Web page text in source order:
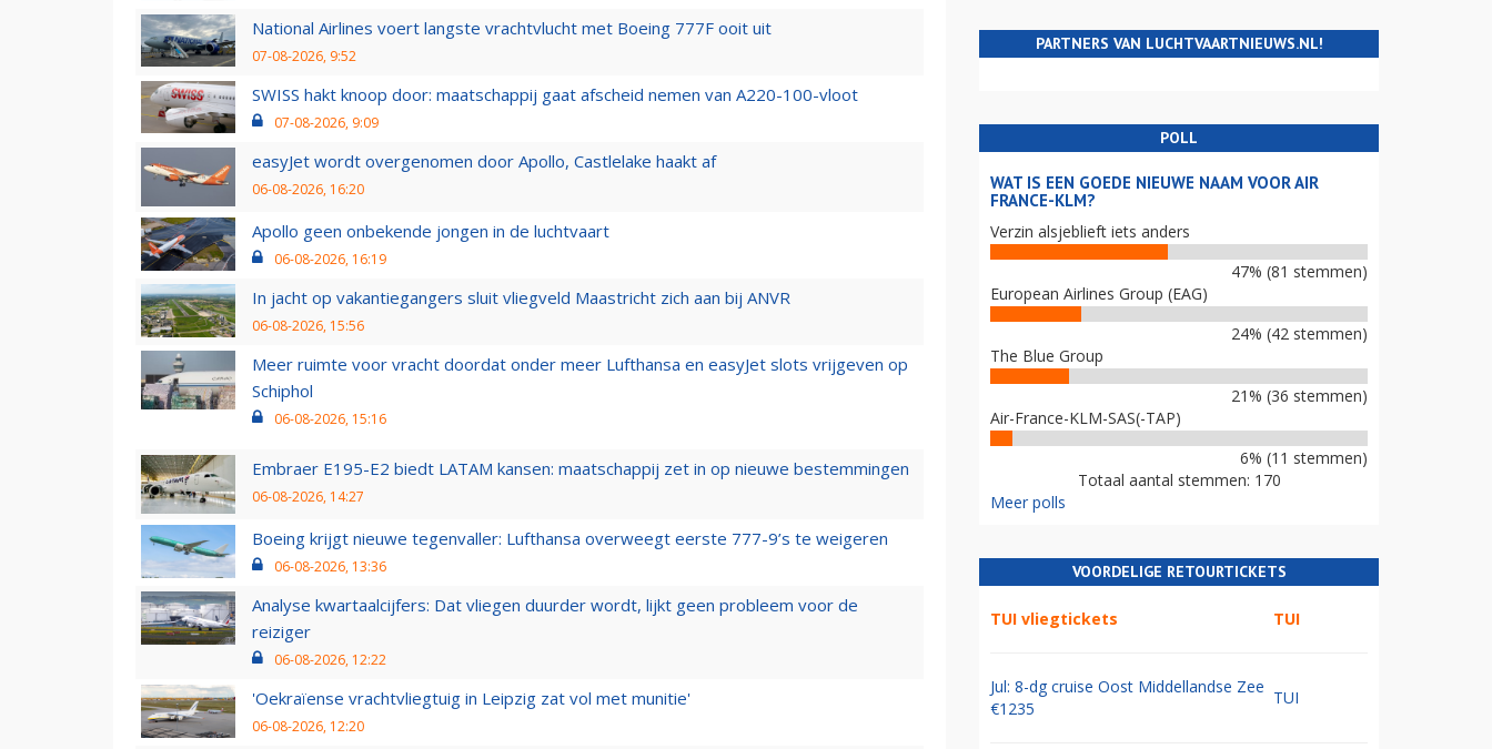
National Airlines voert langste vrachtvlucht met Boeing 777F ooit uit
07-08-2026, 9:52
SWISS hakt knoop door: maatschappij gaat afscheid nemen van A220-100-vloot
07-08-2026, 9:09
easyJet wordt overgenomen door Apollo, Castlelake haakt af
06-08-2026, 16:20
Apollo geen onbekende jongen in de luchtvaart
06-08-2026, 16:19
In jacht op vakantiegangers sluit vliegveld Maastricht zich aan bij ANVR
06-08-2026, 15:56
Meer ruimte voor vracht doordat onder meer Lufthansa en easyJet slots vrijgeven op
Schiphol
06-08-2026, 15:16
Embraer E195-E2 biedt LATAM kansen: maatschappij zet in op nieuwe bestemmingen
06-08-2026, 14:27
Boeing krijgt nieuwe tegenvaller: Lufthansa overweegt eerste 777-9’s te weigeren
06-08-2026, 13:36
Analyse kwartaalcijfers: Dat vliegen duurder wordt, lijkt geen probleem voor de
reiziger
06-08-2026, 12:22
'Oekraïense vrachtvliegtuig in Leipzig zat vol met munitie'
06-08-2026, 12:20
PARTNERS VAN LUCHTVAARTNIEUWS.NL!
POLL
WAT IS EEN GOEDE NIEUWE NAAM VOOR AIR
FRANCE-KLM?
Verzin alsjeblieft iets anders
47% (81 stemmen)
European Airlines Group (EAG)
24% (42 stemmen)
The Blue Group
21% (36 stemmen)
Air-France-KLM-SAS(-TAP)
6% (11 stemmen)
Totaal aantal stemmen: 170
Meer polls
VOORDELIGE RETOURTICKETS
TUI vliegtickets TUI
Jul: 8-dg cruise Oost Middellandse Zee
€1235
TUI